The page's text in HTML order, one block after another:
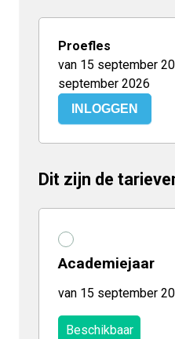
Proefles
van 15 september
september 2026
INLOGGEN
Dit zijn de
Academiejaar
van 15 september
Beschikbaar